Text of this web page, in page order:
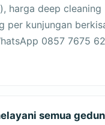
harga deep
per kunjungan
0857 7675
semua